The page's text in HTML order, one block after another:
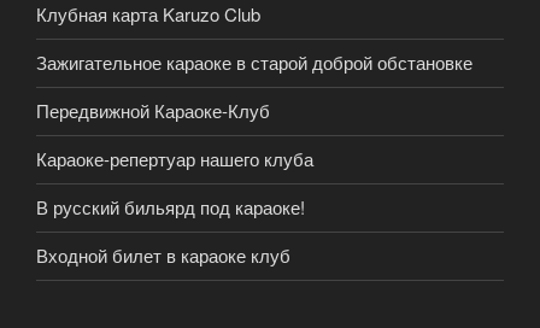
Клубная карта Karuzo Club
Зажигательное караоке в старой доброй обстановке
Передвижной Караоке-Клуб
Караоке-репертуар нашего клуба
В русский бильярд под караоке!
Входной билет в караоке клуб